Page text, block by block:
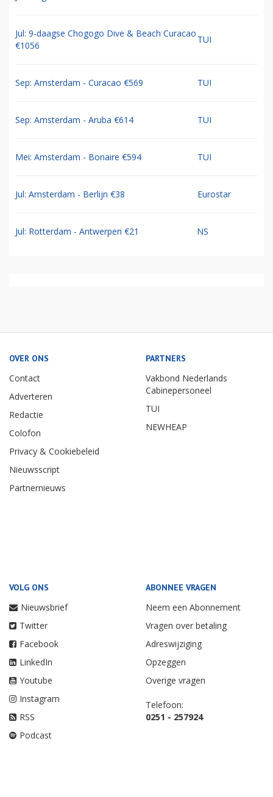
Jul: 9-daagse Chogogo Dive & Beach Curacao
€1056
TUI
Sep: Amsterdam - Curacao €569 TUI
Sep: Amsterdam - Aruba €614 TUI
Mei: Amsterdam - Bonaire €594 TUI
Jul: Amsterdam - Berlijn €38 Eurostar
Jul: Rotterdam - Antwerpen €21 NS
OVER ONS
Contact
Adverteren
Redactie
Colofon
Privacy & Cookiebeleid
Nieuwsscript
Partnernieuws
PARTNERS
Vakbond Nederlands
Cabinepersoneel
TUI
NEWHEAP
VOLG ONS
Nieuwsbrief
Twitter
Facebook
LinkedIn
Youtube
Instagram
RSS
Podcast
ABONNEE VRAGEN
Neem een Abonnement
Vragen over betaling
Adreswijziging
Opzeggen
Overige vragen
Telefoon:
0251 - 257924